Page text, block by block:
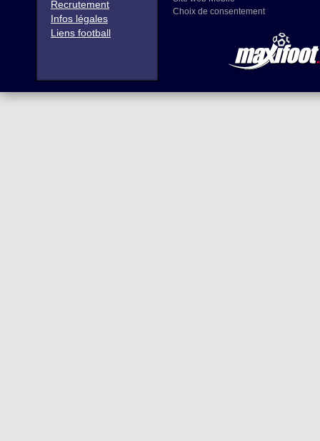
Recrutement
Infos légales
Liens football
Choix de consentement